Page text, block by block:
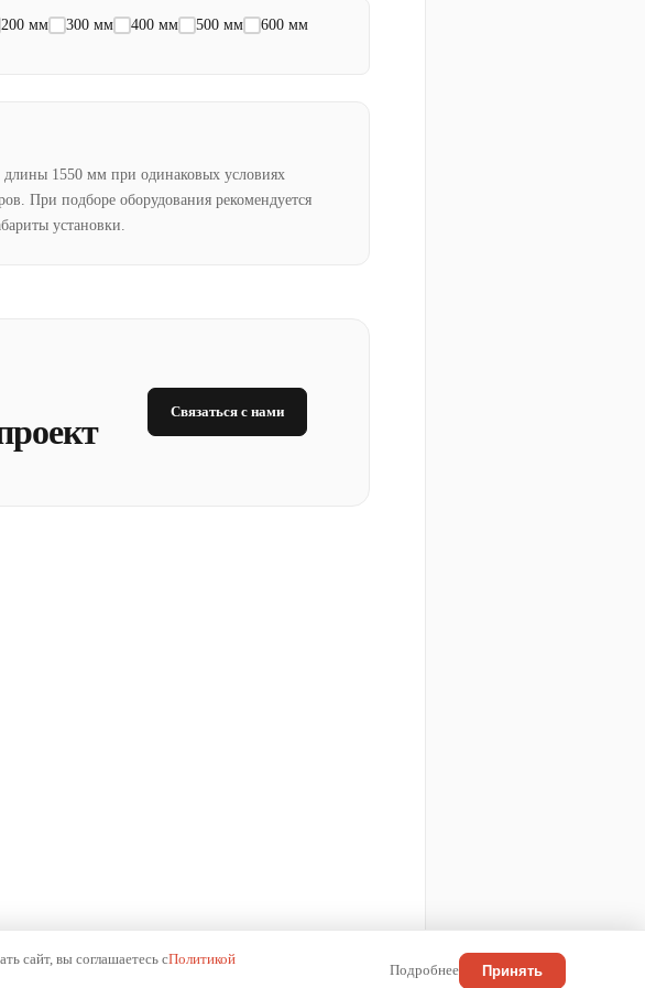
200 мм 300 мм 400 мм 500 мм 600 мм
1550 мм при одинаковых условиях
При подборе оборудования рекомендуется
установки.
Связаться с нами
сайт, вы соглашаетесь сПолитикой
Подробнее Принять